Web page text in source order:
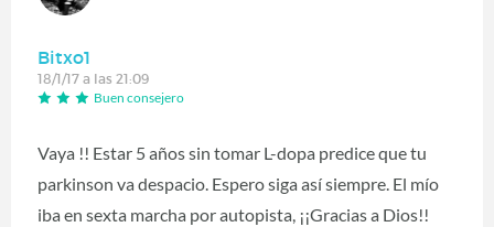
Bitxo1
18/1/17 a las 21:09
Buen consejero
Vaya !! Estar 5 años sin tomar L-dopa predice que tu
parkinson va despacio. Espero siga así siempre. El mío
iba en sexta marcha por autopista, ¡¡Gracias a Dios!!